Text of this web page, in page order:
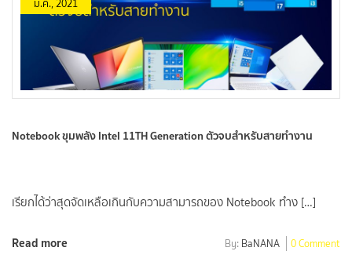
มี.ค., 2021
Notebook ขุมพลัง Intel 11TH Generation ตัวจบสำหรับสายทำงาน
เรียกได้ว่าสุดจัดเหลือเกินกับความสามารถของ Notebook ทำง […]
Read more By: BaNANA 0 Comment